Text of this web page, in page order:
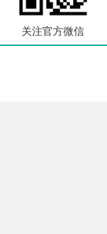
关注官方微信